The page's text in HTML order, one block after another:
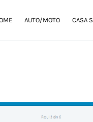
AUTO/MOTO CASA